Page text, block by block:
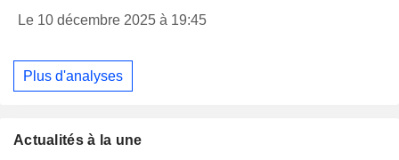
Le 10 décembre 2025 à 19:45
Plus d'analyses
Actualités à la une